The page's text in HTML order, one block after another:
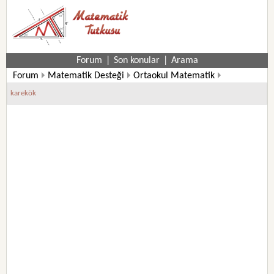
Forum Son konular
Arama
Forum
Matematik Desteği
Ortaokul Matematik
8. Sınıf Matematik Soruları
karekök